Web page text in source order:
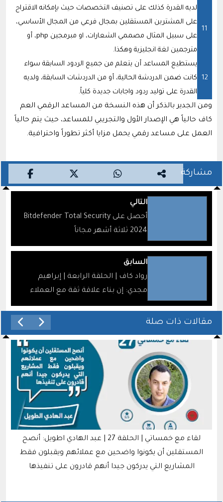
لديه القدرة كذلك على تصنيف التخصصات حيث بإمكانه الاقتراح
على المشترين المستقلين بمجال فرعي من المجال الأساسي،
على سبيل المثال مصممي الشعارات، او مبرمجين php، أو
مترجمين لغة انجليزية وهكذا.
يستطيع المساعد أن يتعلم من جميع الردود السابقة سواء
كانت ضمن الدردشة الحالية، أو من الدردشات السابقة، ولديه
القدرة على توليد ردود واجابات جديدة كلياً.
ومن الجدير بالذكر أن هذه النسخة من المساعد الرقمي العم
كاف حالياً هي الإصدار الأول والتجريبي للمساعد، حيث يتم حالياً
العمل على مساعد رقمي يحمل مزايا أكثر تطوراً واحترافية.
مشاركة
التالي
أحصل على Bitdefender Total Security
2024 ثلاثة أشهر مجاناً
السابق
رواد كاف | الحلقة الرابعة | إبراهيم
مجدي: إن بناء علاقة ثقة مع العملاء
يتطلب اهتماماً كبيراً بتفاصيل العمل
والاستماع إلى احتياجاتهم بشكل جيدمقالات ذات صلة
لقاء مع خمساتي | الحلقة 27 | عبد الهادي اطويل: أنصح
المستقلين أن يكونوا واضحين مع عملائهم ويقبلون فقط
المشاريع التي يدركون جيدا أنهم قادرون على تنفيذها